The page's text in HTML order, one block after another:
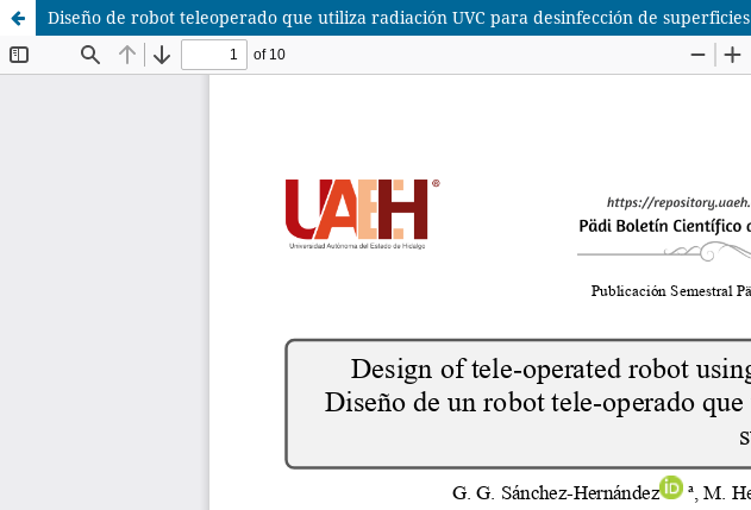
Diseño de robot teleoperado que utiliza radiación UVC para desinfección de superficies